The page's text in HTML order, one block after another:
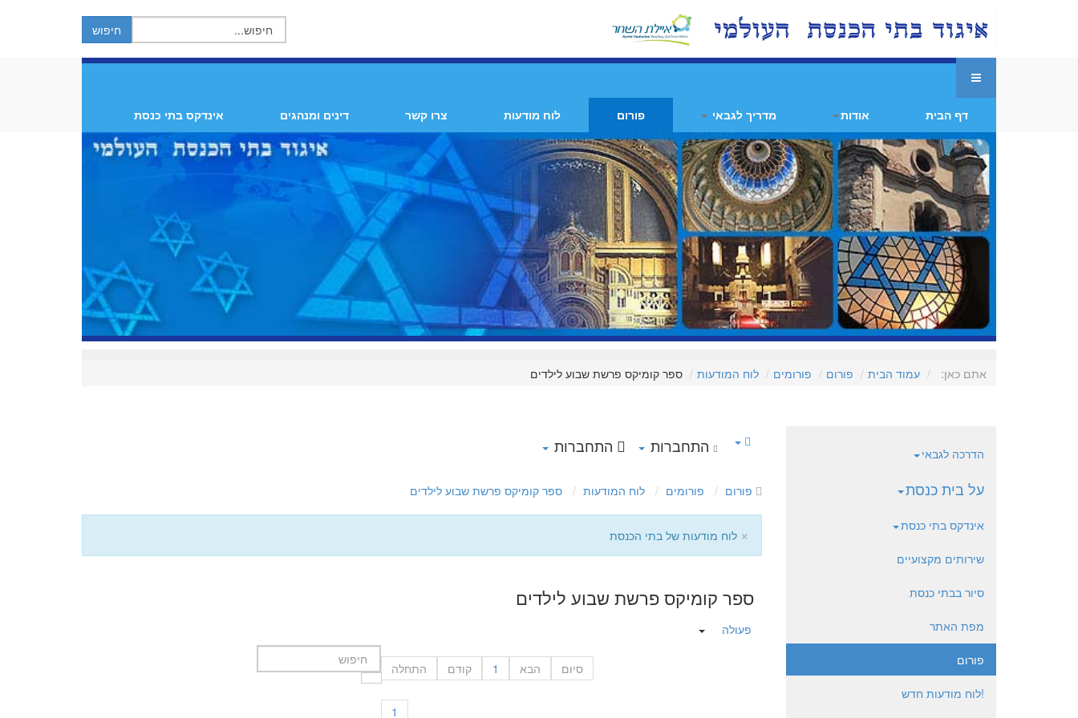
דף הבית אודות מדריך לגבאי פורום לוח מודעות צרו קשר דינים ומנהגים אינדקס בתי כנסת
אתם כאן: עמוד הבית פורום פורומים לוח המודעות ספר קומיקס פרשת שבוע לילדים
התחברות התחברות
פורום פורומים לוח המודעות ספר קומיקס פרשת שבוע לילדים
× לוח מודעות של בתי הכנסת
ספר קומיקס פרשת שבוע לילדים
פעולה
התחלה קודם 1 הבא סיום
1
הדרכה לגבאי
על בית כנסת
אינדקס בתי כנסת
שירותים מקצועיים
סיור בבתי כנסת
מפת האתר
פורום
!לוח מודעות חדש